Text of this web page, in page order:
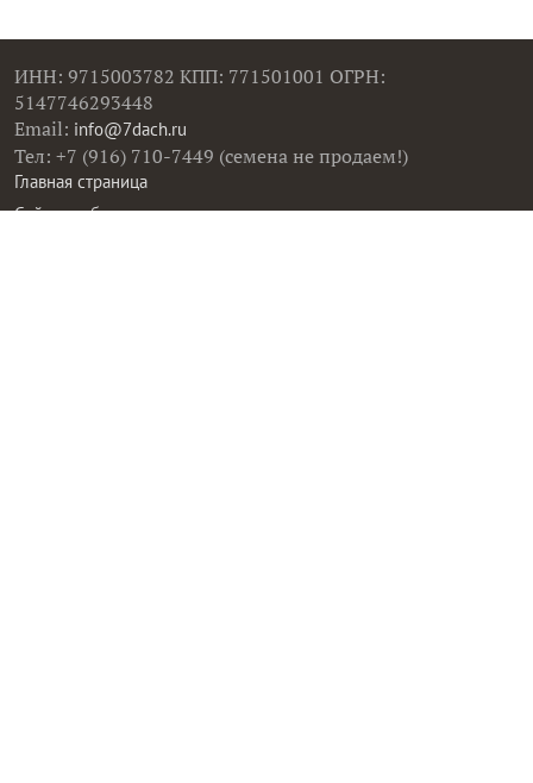
ИНН: 9715003782 КПП: 771501001 ОГРН:
5147746293448
Email: info@7dach.ru
Тел: +7 (916) 710-7449 (семена не продаем!)
Главная страница
Сейчас публикуют